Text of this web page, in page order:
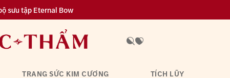
sưu tập Eternal Bow
luỹ từ 0.1 chỉ vàng 999.9
TRANG SỨC KIM CƯƠNG TÍCH LŨY